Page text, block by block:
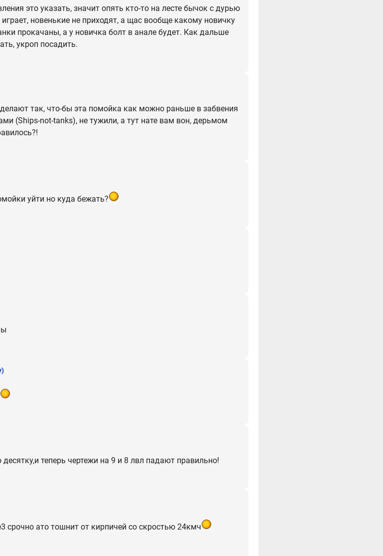
это указать, значит опять кто-то на лесте бычок с дурью
новенькие не приходят, а щас вообще какому новичку
прокачаны, а у новичка болт в анале будет. Как дальше
укроп посадить.
так, что-бы эта помойка как можно раньше в забвения
(Ships-not-tanks), не тужили, а тут нате вам вон, дерьмом
уйти но куда бежать?
теперь чертежи на 9 и 8 лвл падают правильно!
срочно ато тошнит от кирпичей со скростью 24кмч